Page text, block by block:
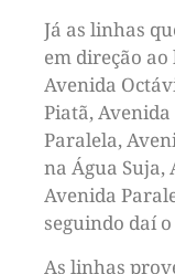
Já as linhas
em direção
Avenida
Piatã,
Paralela,
na Água
Avenida
seguindo daí
As linhas